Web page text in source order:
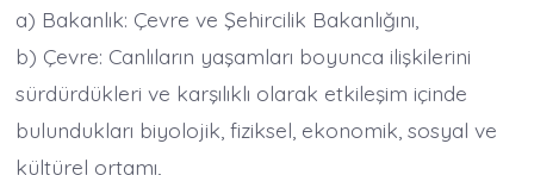
a) Bakanlık: Çevre ve Şehircilik Bakanlığını,
b) Çevre: Canlıların yaşamları boyunca ilişkilerini
sürdürdükleri ve karşılıklı olarak etkileşim içinde
bulundukları biyolojik, fiziksel, ekonomik, sosyal ve
kültürel ortamı,